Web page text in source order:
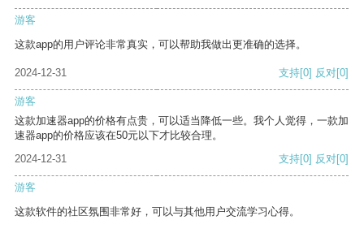
游客
这款app的用户评论非常真实，可以帮助我做出更准确的选择。
2024-12-31 支持[0] 反对[0]
游客
这款加速器app的价格有点贵，可以适当降低一些。我个人觉得，一款加
速器app的价格应该在50元以下才比较合理。
2024-12-31
支持[0] 反对[0]
游客
这款软件的社区氛围非常好，可以与其他用户交流学习心得。